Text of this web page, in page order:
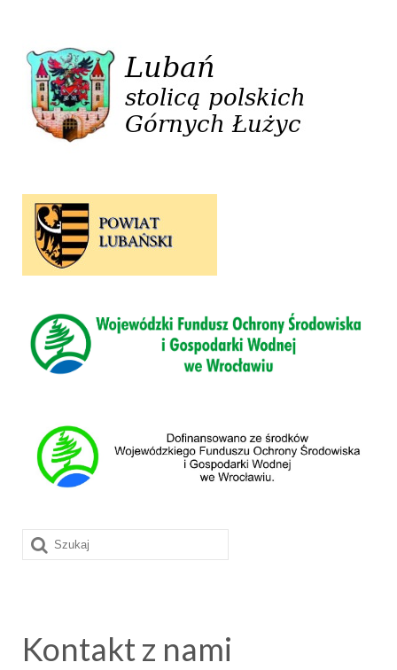
Szuklaj
w:
Kontakt z nami